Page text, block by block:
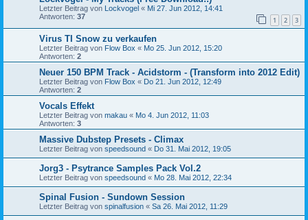
Letzter Beitrag von Lockvogel « Mi 27. Jun 2012, 14:41
Antworten: 37 1 2 3
Virus TI Snow zu verkaufen
Letzter Beitrag von Flow Box « Mo 25. Jun 2012, 15:20
Antworten: 2
Neuer 150 BPM Track - Acidstorm - (Transform into 2012 Edit)
Letzter Beitrag von Flow Box « Do 21. Jun 2012, 12:49
Antworten: 2
Vocals Effekt
Letzter Beitrag von makau « Mo 4. Jun 2012, 11:03
Antworten: 3
Massive Dubstep Presets - Climax
Letzter Beitrag von speedsound « Do 31. Mai 2012, 19:05
Jorg3 - Psytrance Samples Pack Vol.2
Letzter Beitrag von speedsound « Mo 28. Mai 2012, 22:34
Spinal Fusion - Sundown Session
Letzter Beitrag von spinalfusion « Sa 26. Mai 2012, 11:29